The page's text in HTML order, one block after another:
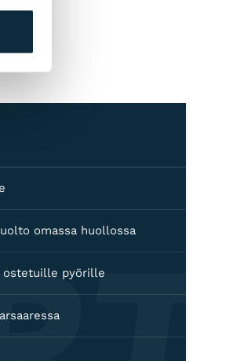
omassa huollossa
ostetuille pyörille